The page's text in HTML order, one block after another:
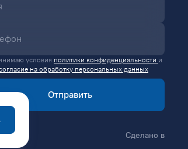
условия политики конфиденциальности и
на обработку персональных данных
Отправить
Сделано в